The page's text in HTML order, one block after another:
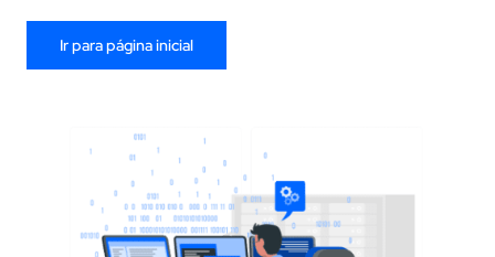
Ir para página inicial